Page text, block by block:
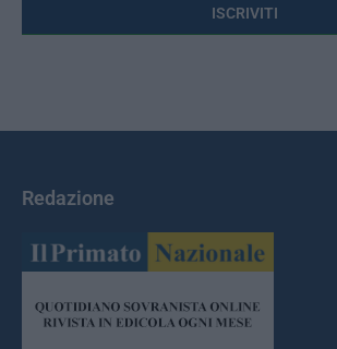
Redazione